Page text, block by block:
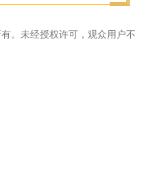
。未经授权许可，观众用户不